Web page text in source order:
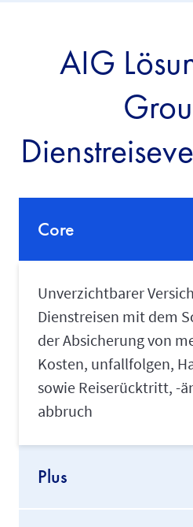
AIG
Core
Unverzichtbarer
Dienstreisen mit dem
der Absicherung von
Kosten, unfallfolgen,
sowie Reiserücktritt, -
abbruch
Plus